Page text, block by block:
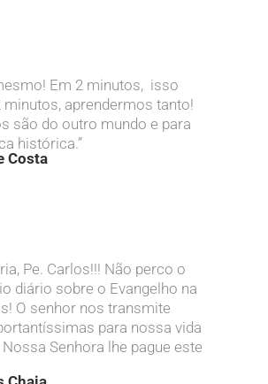
Em 2 minutos, isso
minutos, aprendermos tanto!
são do outro mundo e para
histórica.”
Costa
Pe. Carlos!!! Não perco o
diário sobre o Evangelho na
O senhor nos transmite
para nossa vida
Senhora lhe pague este